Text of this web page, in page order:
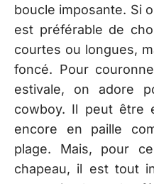
boucle imposante. Si
est préférable de
courtes ou longues,
foncé. Pour
estivale, on adore
cowboy. Il peut être
encore en paille
plage. Mais, pour
chapeau, il est tout